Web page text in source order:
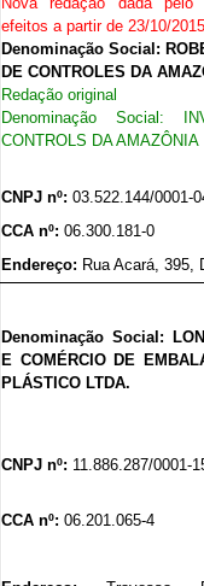
efeitos a partir de 23/10/
Denominação Social:
DE CONTROLES DA
Redação original
Denominação Social:
CONTROLS DA AMAZÔNIA
CNPJ nº:03.522.144/0001-
CCA nº:06.300.181-0
Endereço: Rua Acará, 395,
Denominação Social:
E COMÉRCIO DE
PLÁSTICO LTDA.
CNPJ nº: 11.886.287/0001-
CCA nº:06.201.065-4